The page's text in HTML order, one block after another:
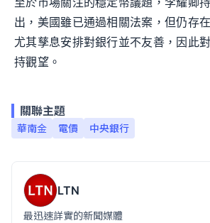
出，美國雖已通過相關法案，但仍存
尤其孳息安排對銀行並不友善，因此
持觀望。
關聯主題
華南金 電價 中央銀行
LTN
最迅速詳實的新聞媒體